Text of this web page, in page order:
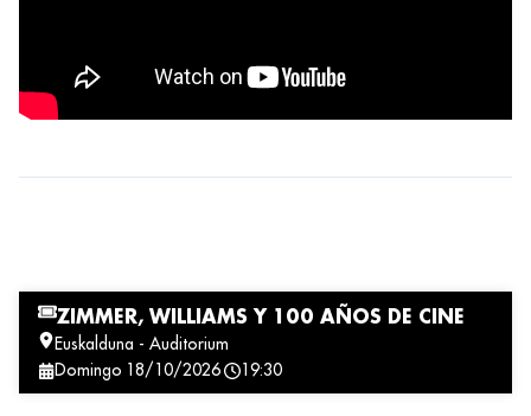
ZIMMER, WILLIAMS Y 100 AÑOS DE CINE
Euskalduna - Auditorium
domingo
18/10/2026 19:30